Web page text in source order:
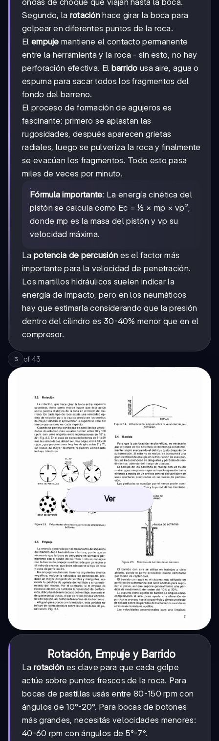
ondas de choque que viajan hasta la boca.
Segundo, la rotación hace girar la boca para
golpear en diferentes puntos de la roca.
El empuje mantiene el contacto permanente
entre la herramienta y la roca - sin esto, no hay
perforación efectiva. El barrido usa aire, agua o
espuma para sacar todos los fragmentos del
fondo del barreno.
El proceso de formación de agujeros es
fascinante: primero se aplastan las
rugosidades, después aparecen grietas
radiales, luego se pulveriza la roca y finalmente
se evacúan los fragmentos. Todo esto pasa
miles de veces por minuto.
Fórmula importante: La energía cinética del
pistón se calcula como Ec = ½ × mp × vp²,
donde mp es la masa del pistón y vp su
velocidad máxima.
La potencia de percusión es el factor más
importante para la velocidad de penetración.
Los martillos hidráulicos suelen indicar la
energía de impacto, pero en los neumáticos
hay que estimarla considerando que la presión
dentro del cilindro es 30-40% menor que en el
compresor.
3 of 43
Ver
Rotación, Empuje y Barrido
La rotación es clave para que cada golpe
actúe sobre puntos frescos de la roca. Para
bocas de pastillas usás entre 80-150 rpm con
ángulos de 10°-20°. Para bocas de botones
más grandes, necesitás velocidades menores:
40-60 rpm con ángulos de 5°-7°.